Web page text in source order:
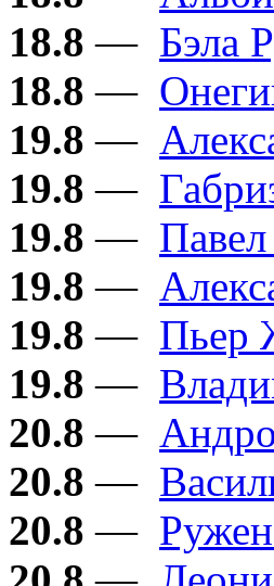
18.8 — Бэла
18.8 —
19.8 —
19.8 —
19.8 —
19.8 —
19.8 — Пьер
19.8 —
20.8 —
20.8 —
20.8 —